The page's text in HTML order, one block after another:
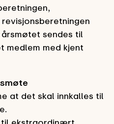
sendes til
medlem med kjent
at det skal innkalles til